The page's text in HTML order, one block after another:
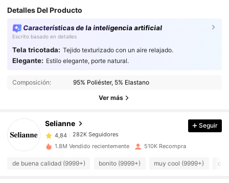
Detalles Del Producto
Características de la inteligencia artificial
Escrito basado en detalles
Tela tricotada: Tejido texturizado con un aire relajado.
Elegante: Estilo elegante, porte natural.
Composición: 95% Poliéster, 5% Elastano
Ver más
Selianne
282K Seguidores
282K Seguidores
4,84
4,84 282K Seguidores
282K Seguidores
4,84 282K Seguidores
Seguir
1.8M Vendido recientemente 510K Recompra
de buena calidad (9999+) bonito (9999+) muy cool (9999+)